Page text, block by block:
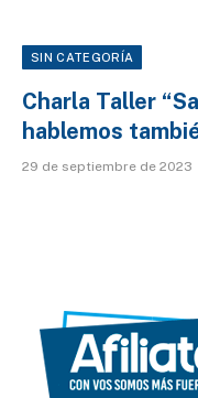
SIN CATEGORÍA
Charla Taller
hablemos
29 de septiembre de 2023